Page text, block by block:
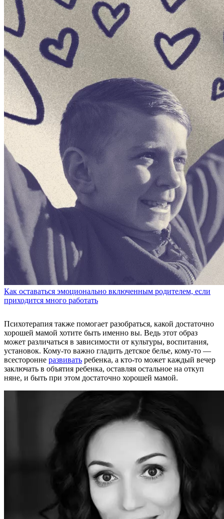
Как оставаться эмоционально включенным родителем, если
приходится много работать
Психотерапия также помогает разобраться, какой достаточно
хорошей мамой хотите быть именно вы. Ведь этот образ
может различаться в зависимости от культуры, воспитания,
установок. Кому-то важно гладить детское белье, кому-то —
всесторонне развивать ребенка, а кто-то может каждый вечер
заключать в объятия ребенка, оставляя остальное на откуп
няне, и быть при этом достаточно хорошей мамой.